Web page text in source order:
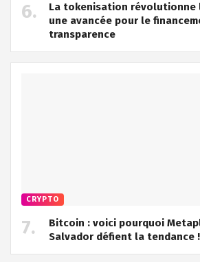
La tokenisation révolutionne
une avancée pour le
transparence
CRYPTO
Bitcoin : voici pourquoi
Salvador défient la tendance !